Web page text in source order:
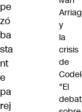
pe
zó
ba
sta
nt
e
pa
rej
y
la
crisis
de
"El